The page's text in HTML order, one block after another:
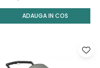
ADAUGA IN COS